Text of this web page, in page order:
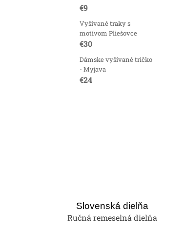
€9
Vyšívané traky s
motívom Pliešovce
€30
Dámske vyšívané tričko
- Myjava
€24
Slovenská dielňa
Ručná remeselná dielňa